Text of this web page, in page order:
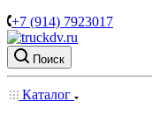
+7 (914) 7923017
Поиск
Каталог